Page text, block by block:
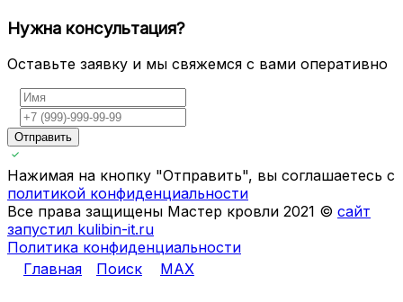
Нужна консультация?
Оставьте заявку и мы свяжемся с вами оперативно
Отправить
Нажимая на кнопку "Отправить", вы соглашаетесь с
политикой конфиденциальности
Все права защищены Мастер кровли 2021 © сайт
запустил kulibin-it.ru
Политика конфиденциальности
Главная
Поиск MAX